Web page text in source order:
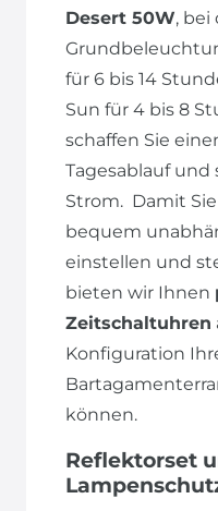
Desert 50W, bei
für 6 bis 14
Sun für 4 bis 8
schaffen Sie
Tagesablauf und
Strom. Damit
bequem
einstellen und
bieten wir Ihnen
Zeitschaltuhren
Konfiguration
können.
Reflektorset